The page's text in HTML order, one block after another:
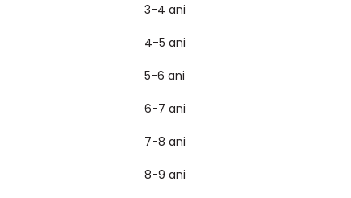
3-4 ani
4-5 ani
5-6 ani
6-7 ani
7-8 ani
8-9 ani